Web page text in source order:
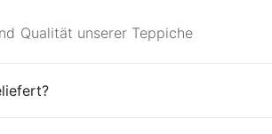
Qualität unserer Teppiche